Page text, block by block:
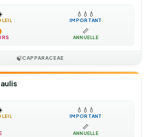
💧 💧 💧
IMPORTANT
📏
ANNUELLE
🍃CAPPARACEAE
💧 💧 💧
IMPORTANT
📏
ANNUELLE